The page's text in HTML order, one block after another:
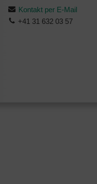
Kontakt per E-Mail
+41 31 632 03 57